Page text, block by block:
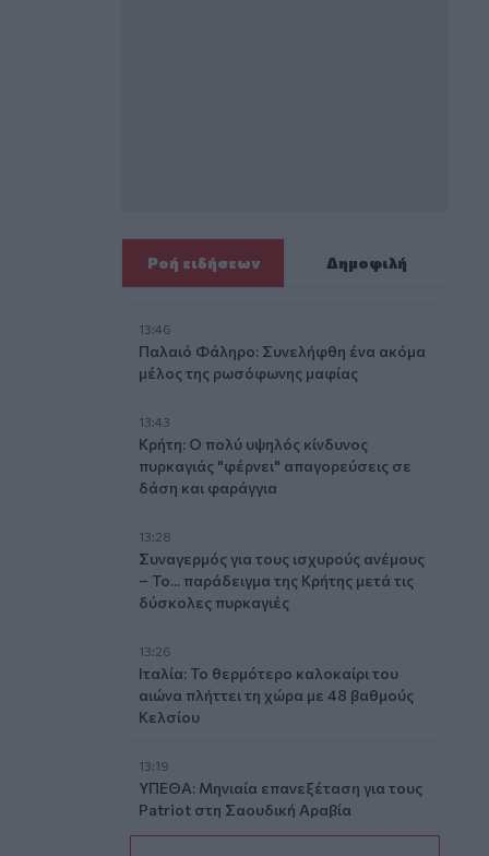
Ροή ειδήσεων Δημοφιλή
13:46
Παλαιό Φάληρο: Συνελήφθη ένα ακόμα
μέλος της ρωσόφωνης μαφίας
13:43
Κρήτη: Ο πολύ υψηλός κίνδυνος
πυρκαγιάς "φέρνει" απαγορεύσεις σε
δάση και φαράγγια
13:28
Συναγερμός για τους ισχυρούς ανέμους
– Το... παράδειγμα της Κρήτης μετά τις
δύσκολες πυρκαγιές
13:26
Ιταλία: Το θερμότερο καλοκαίρι του
αιώνα πλήττει τη χώρα με 48 βαθμούς
Κελσίου
13:19
ΥΠΕΘΑ: Μηνιαία επανεξέταση για τους
Patriot στη Σαουδική Αραβία